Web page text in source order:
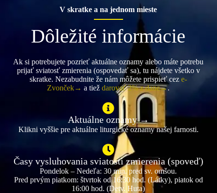
V skratke a na jednom mieste
Dôležité informácie
Ak si potrebujete pozrieť aktuálne oznamy alebo máte potrebu
prijať sviatosť zmierenia (ospovedať sa), tu nájdete všetko v
skratke. Nezabudnite že nám môžete prispieť ceze-
Zvonček→ a tieždarovať 2% z dane→.
Aktuálne oznamy →
Klikni vyššie pre aktuálne liturgické oznamy našej farnosti.
Časy vysluhovania sviatosti zmierenia (spoveď)
Pondelok – Nedeľa: 30 min. pred sv. omšou.
Pred prvým piatkom: štvrtok od 16:30 hod. (Látky), piatok od
16:00 hod. (Detv. Huta)